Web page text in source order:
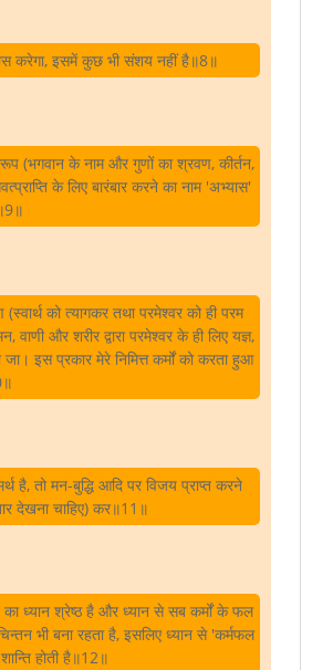
करेगा, इसमें कुछ भी संशय नहीं है॥8॥
(भगवान के नाम और गुणों का श्रवण, कीर्तन,
के लिए बारंबार करने का नाम 'अभ्यास'
को त्यागकर तथा परमेश्वर को ही परम
और शरीर द्वारा परमेश्वर के ही लिए यज्ञ,
इस प्रकार मेरे निमित्त कर्मों को करता हुआ
है, तो मन-बुद्धि आदि पर विजय प्राप्त करने
देखना चाहिए) कर॥11॥
ध्यान श्रेष्ठ है और ध्यान से सब कर्मों के फल
भी बना रहता है, इसलिए ध्यान से 'कर्मफल
होती है॥12॥